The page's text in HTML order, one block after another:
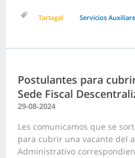
Tartagal Servicios
Postulantes para
Sede Fiscal
29-08-2024
Les comunicamos que se
para cubrir una vacante del
Administrativo